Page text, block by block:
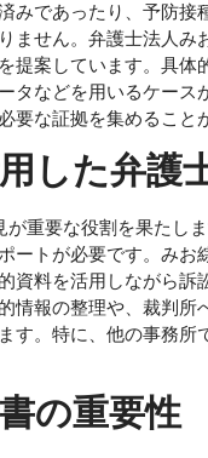
みであったり、予防
ません。弁護士法人
提案しています。具
タなどを用いるケー
要な証拠を集めること
した弁護
重要な役割を果たし
ートが必要です。み
資料を活用しながら
情報の整理や、裁判
す。特に、他の事務
の重要性